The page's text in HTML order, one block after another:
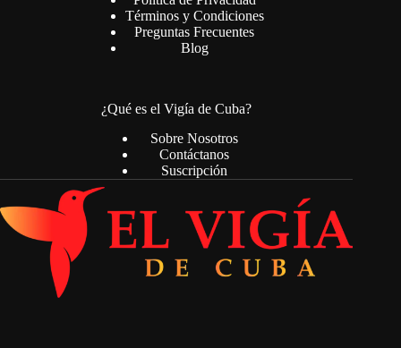
Términos y Condiciones
Preguntas Frecuentes
Blog
¿Qué es el Vigía de Cuba?
Sobre Nosotros
Contáctanos
Suscripción